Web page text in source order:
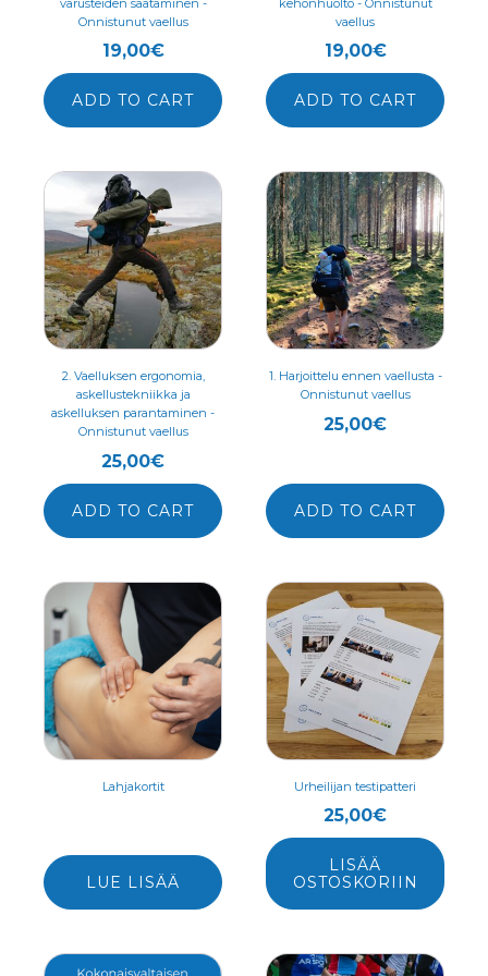
Onnistunut vaellus
19,00€
ADD TO CART
vaellus
19,00€
ADD TO CART
2. Vaelluksen ergonomia,
askellustekniikka ja
askelluksen parantaminen -
Onnistunut vaellus
25,00€
ADD TO CART
1. Harjoittelu ennen vaellusta -
Onnistunut vaellus
25,00€
ADD TO CART
Lahjakortit
LUE LISÄÄ
Urheilijan testipatteri
25,00€
LISÄÄ
OSTOSKORIIN